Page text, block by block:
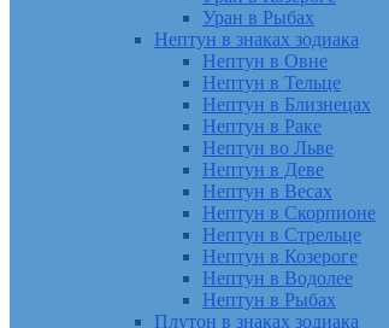
Уран в Рыбах
Нептун в знаках зодиака
Нептун в Овне
Нептун в Тельце
Нептун в Близнецах
Нептун в Раке
Нептун во Льве
Нептун в Деве
Нептун в Весах
Нептун в Скорпионе
Нептун в Стрельце
Нептун в Козероге
Нептун в Водолее
Нептун в Рыбах
Плутон в знаках зодиака